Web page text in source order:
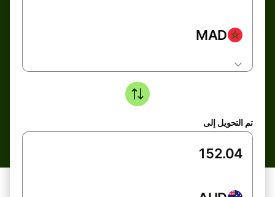
MAD
تم التحويل إلى